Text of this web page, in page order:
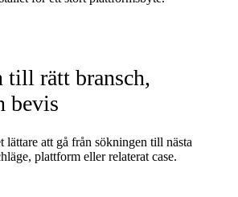
till rätt bransch,
bevis
lättare att gå från sökningen till nästa
plattform eller relaterat case.